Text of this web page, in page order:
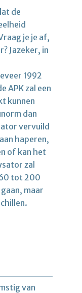
de
je je af,
Jazeker, in
1992
APK zal een
kunnen
dan
vervuild
haperen,
of kan het
zal
tot 200
maar
van